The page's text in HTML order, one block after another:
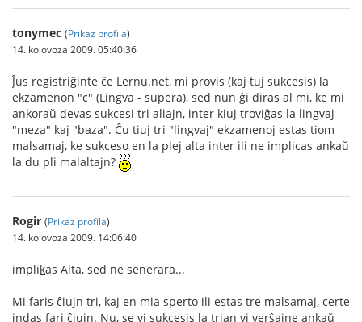
tonymec (Prikaz profila)
14. kolovoza 2009. 05:40:36
Ĵus registriĝinte ĉe Lernu.net, mi provis (kaj tuj sukcesis) la
ekzamenon "c" (Lingva - supera), sed nun ĝi diras al mi, ke mi
ankoraŭ devas sukcesi tri aliajn, inter kiuj troviĝas la lingvaj
"meza" kaj "baza". Ĉu tiuj tri "lingvaj" ekzamenoj estas tiom
malsamaj, ke sukceso en la plej alta inter ili ne implicas ankaŭ
la du pli malaltajn?
Rogir (Prikaz profila)
14. kolovoza 2009. 14:06:40
implikas Alta, sed ne senerara...
Mi faris ĉiujn tri, kaj en mia sperto ili estas tre malsamaj, certe
indas fari ĉiujn. Nu, se vi sukcesis la trian vi verŝajne ankaŭ